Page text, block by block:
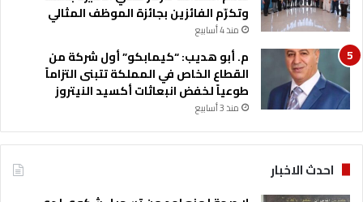
وتكرّم الفائزين بجائزة الموظف المثالي
منذ 4 أسابيع
م. أبو هديب: “كيمابكو” أول شركة من
القطاع الخاص في المملكة تتبنى التزاماً
طوعياً لخفض انبعاثات أكسيد النيتروز
منذ 3 أسابيع
احدث الاخبار